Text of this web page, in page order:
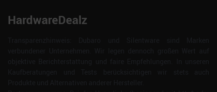
HardwareDealz